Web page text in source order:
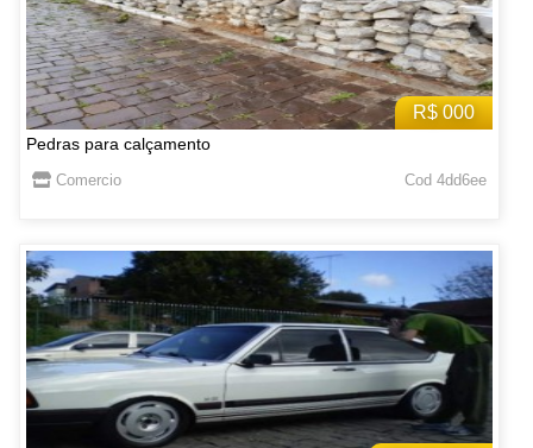
R$ 000
Pedras para calçamento
Comercio Cod 4dd6ee